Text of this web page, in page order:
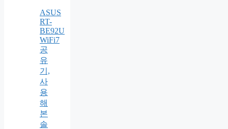
ASUS
RT-
BE92U
WiFi7
공
유
기,
사
용
해
본
솔